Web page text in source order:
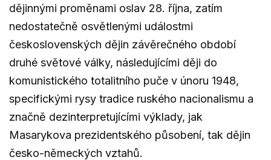
dějinnými proměnami oslav 28. října, zatím
nedostatečně osvětlenými událostmi
československých dějin závěrečného období
druhé světové války, následujícími ději do
komunistického totalitního puče v únoru 1948,
specifickými rysy tradice ruského nacionalismu a
značně dezinterpretujícími výklady, jak
Masarykova prezidentského působení, tak dějin
česko-německých vztahů.